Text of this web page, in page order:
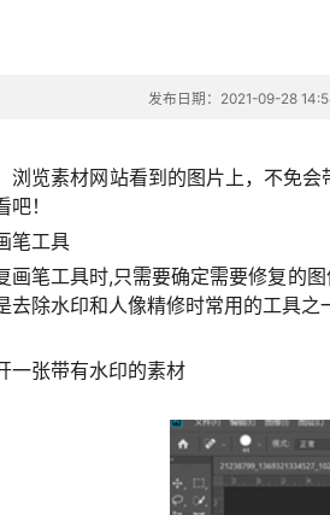
发布日期：2021-09-28
浏览素材网站看到的图片上，不免
！
笔工具
画笔工具时,只需要确定需要修复的
去除水印和人像精修时常用的工具之
一张带有水印的素材